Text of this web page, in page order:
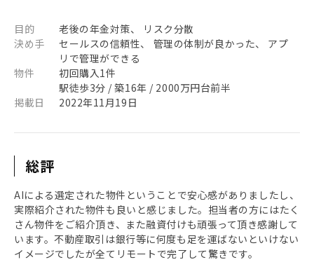
目的
老後の年金対策、 リスク分散
決め手
セールスの信頼性、 管理の体制が良かった、 アプ
リで管理ができる
物件
初回購入1件
駅徒歩3分 / 築16年 / 2000万円台前半
掲載日
2022年11月19日
総評
AIによる選定された物件ということで安心感がありましたし、
実際紹介された物件も良いと感じました。担当者の方にはたく
さん物件をご紹介頂き、また融資付けも頑張って頂き感謝して
います。不動産取引は銀行等に何度も足を運ばないといけない
イメージでしたが全てリモートで完了して驚きです。